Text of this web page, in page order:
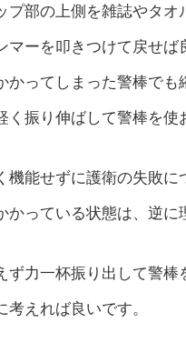
部の上側を雑誌やタオ
ーを叩きつけて戻せば
ってしまった警棒でも
振り伸ばして警棒を
能せずに護衛の失敗に
っている状態は、逆に
力一杯振り出して警棒
えれば良いです。